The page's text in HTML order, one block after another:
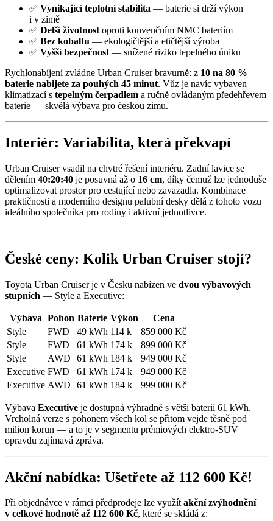
✅ Vynikající teplotní stabilita — baterie si drží výkon
i v zimě
✅ Delší životnost oproti konvenčním NMC bateriím
✅ Bez kobaltu — ekologičtější a etičtější výroba
✅ Vyšší bezpečnost — snížené riziko tepelného úniku
Rychlonabíjení zvládne Urban Cruiser bravurně: z 10 na 80 %
baterie nabijete za pouhých 45 minut. Vůz je navíc vybaven
klimatizací s tepelným čerpadlem a ručně ovládaným předehřevem
baterie — skvělá výbava pro českou zimu.
Interiér: Variabilita, která překvapí
Urban Cruiser vsadil na chytré řešení interiéru. Zadní lavice se
dělením 40:20:40 je posuvná až o 16 cm, díky čemuž lze jednoduše
optimalizovat prostor pro cestující nebo zavazadla. Kombinace
praktičnosti a moderního designu palubní desky dělá z tohoto vozu
ideálního společníka pro rodiny i aktivní jednotlivce.
České ceny: Kolik Urban Cruiser stojí?
Toyota Urban Cruiser je v Česku nabízen ve dvou výbavových
stupních — Style a Executive:
Výbava Pohon Baterie Výkon
Cena
Style
FWD 49 kWh 114 k
859 000 Kč
Style
FWD 61 kWh 174 k
899 000 Kč
Style
AWD 61 kWh 184 k
949 000 Kč
Executive FWD 61 kWh 174 k
949 000 Kč
Executive AWD 61 kWh 184 k 999 000 Kč
Výbava Executive je dostupná výhradně s větší baterií 61 kWh.
Vrcholná verze s pohonem všech kol se přitom vejde těsně pod
milion korun — a to je v segmentu prémiových elektro-SUV
opravdu zajímavá zpráva.
Akční nabídka: Ušetřete až 112 600 Kč!
Při objednávce v rámci předprodeje lze využítakční zvýhodnění
v celkové hodnotě až 112 600 Kč, které se skládá z: